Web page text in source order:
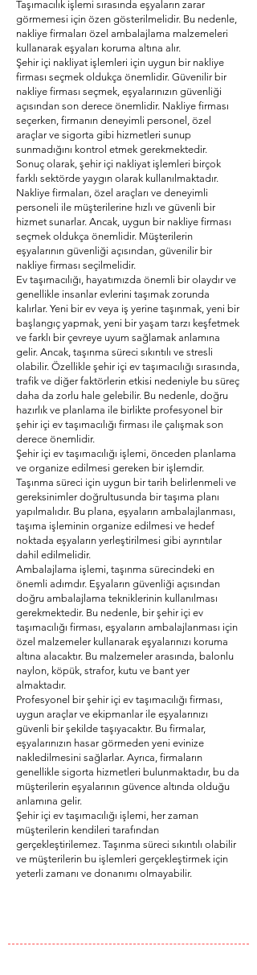
Taşımacılık işlemi sırasında eşyaların zarar
görmemesi için özen gösterilmelidir. Bu nedenle,
nakliye firmaları özel ambalajlama malzemeleri
kullanarak eşyaları koruma altına alır.
Şehir içi nakliyat işlemleri için uygun bir nakliye
firması seçmek oldukça önemlidir. Güvenilir bir
nakliye firması seçmek, eşyalarınızın güvenliği
açısından son derece önemlidir. Nakliye firması
seçerken, firmanın deneyimli personel, özel
araçlar ve sigorta gibi hizmetleri sunup
sunmadığını kontrol etmek gerekmektedir.
Sonuç olarak, şehir içi nakliyat işlemleri birçok
farklı sektörde yaygın olarak kullanılmaktadır.
Nakliye firmaları, özel araçları ve deneyimli
personeli ile müşterilerine hızlı ve güvenli bir
hizmet sunarlar. Ancak, uygun bir nakliye firması
seçmek oldukça önemlidir. Müşterilerin
eşyalarının güvenliği açısından, güvenilir bir
nakliye firması seçilmelidir.
Ev taşımacılığı, hayatımızda önemli bir olaydır ve
genellikle insanlar evlerini taşımak zorunda
kalırlar. Yeni bir ev veya iş yerine taşınmak, yeni bir
başlangıç yapmak, yeni bir yaşam tarzı keşfetmek
ve farklı bir çevreye uyum sağlamak anlamına
gelir. Ancak, taşınma süreci sıkıntılı ve stresli
olabilir. Özellikle şehir içi ev taşımacılığı sırasında,
trafik ve diğer faktörlerin etkisi nedeniyle bu süreç
daha da zorlu hale gelebilir. Bu nedenle, doğru
hazırlık ve planlama ile birlikte profesyonel bir
şehir içi ev taşımacılığı firması ile çalışmak son
derece önemlidir.
Şehir içi ev taşımacılığı işlemi, önceden planlama
ve organize edilmesi gereken bir işlemdir.
Taşınma süreci için uygun bir tarih belirlenmeli ve
gereksinimler doğrultusunda bir taşıma planı
yapılmalıdır. Bu plana, eşyaların ambalajlanması,
taşıma işleminin organize edilmesi ve hedef
noktada eşyaların yerleştirilmesi gibi ayrıntılar
dahil edilmelidir.
Ambalajlama işlemi, taşınma sürecindeki en
önemli adımdır. Eşyaların güvenliği açısından
doğru ambalajlama tekniklerinin kullanılması
gerekmektedir. Bu nedenle, bir şehir içi ev
taşımacılığı firması, eşyaların ambalajlanması için
özel malzemeler kullanarak eşyalarınızı koruma
altına alacaktır. Bu malzemeler arasında, balonlu
naylon, köpük, strafor, kutu ve bant yer
almaktadır.
Profesyonel bir şehir içi ev taşımacılığı firması,
uygun araçlar ve ekipmanlar ile eşyalarınızı
güvenli bir şekilde taşıyacaktır. Bu firmalar,
eşyalarınızın hasar görmeden yeni evinize
nakledilmesini sağlarlar. Ayrıca, firmaların
genellikle sigorta hizmetleri bulunmaktadır, bu da
müşterilerin eşyalarının güvence altında olduğu
anlamına gelir.
Şehir içi ev taşımacılığı işlemi, her zaman
müşterilerin kendileri tarafından
gerçekleştirilemez. Taşınma süreci sıkıntılı olabilir
ve müşterilerin bu işlemleri gerçekleştirmek için
yeterli zamanı ve donanımı olmayabilir.